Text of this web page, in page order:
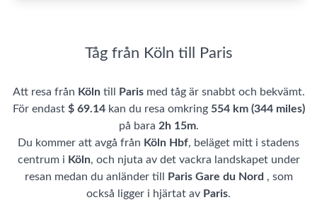
Tåg från Köln till Paris
Att resa från Kölntill Parismed tåg är snabbt och bekvämt.
För endast $ 69.14 kan du resa omkring 554 km (344 miles)
på bara 2h 15m.
Du kommer att avgå från Köln Hbf, beläget mitt i stadens
centrum i Köln, och njuta av det vackra landskapet under
resan medan du anländer till
Paris Gare du Nord , som
också ligger i hjärtat av Paris.